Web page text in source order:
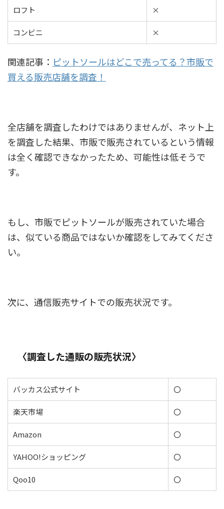
ロフト ×
コンビニ ×
関連記事： ピットソールはどこで売ってる？市販で
買える販売店舗を調査！
全店舗を調査したわけではありませんが、ネット上
を調査した結果、市販で販売されているという情報
は全く確認できなかったため、可能性は低そうで
す。
もし、市販でピットソールが販売されていた場合
は、似ている商品ではないか確認をしてみてくださ
い。
次に、通信販売サイトでの販売状況です。
〈調査した通販の販売状況〉
バッカス公式サイト 〇
楽天市場 〇
Amazon 〇
YAHOO!ショッピング 〇
Qoo10 〇